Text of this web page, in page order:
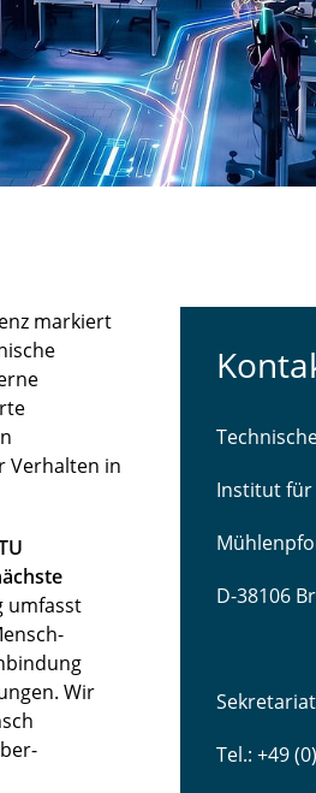
markiert
Verhalten in
umfasst
Wir
Institut für
D-38106
Tel.: +49